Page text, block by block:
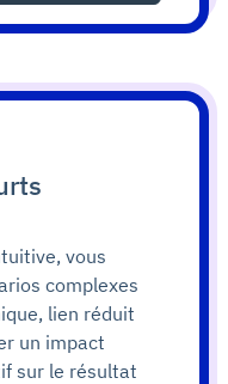
vous
complexes
lien réduit
un impact
sur le résultat